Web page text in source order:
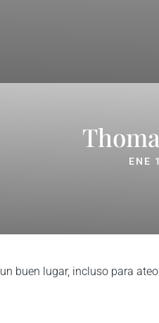
ENE
buen lugar, incluso para